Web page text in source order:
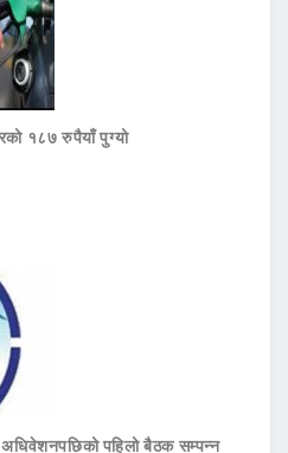
१८७ रुपैयाँ पुग्यो
अधिवेशनपछिको पहिलो बैठक सम्पन्न